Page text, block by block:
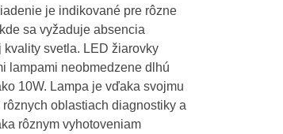
je indikované pre rôzne
sa vyžaduje absencia
svetla. LED žiarovky
lampami neobmedzene dlhú
10W. Lampa je vďaka svojmu
oblastiach diagnostiky a
rôznym vyhotoveniam